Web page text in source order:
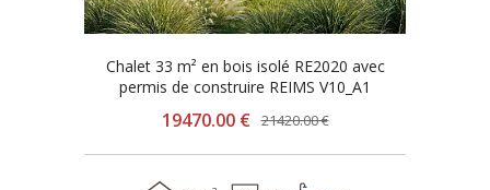
Chalet 33 m² en bois isolé RE2020 avec
permis de construire REIMS V10_A1
19470.00 € 21420.00 €